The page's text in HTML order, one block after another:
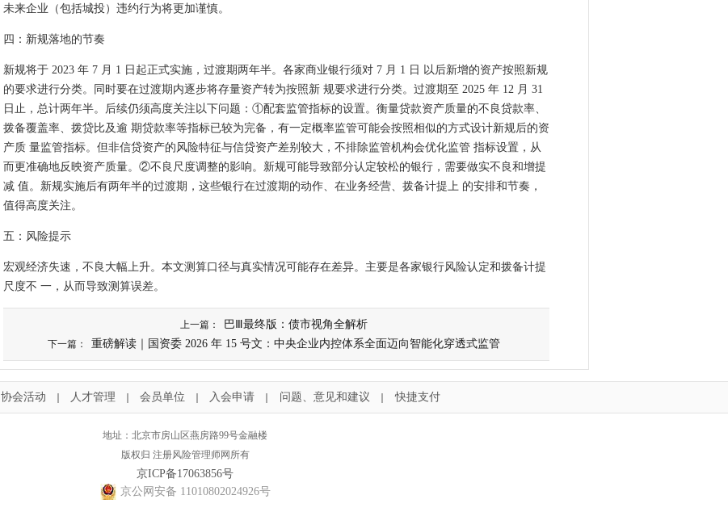
未来企业（包括城投）违约行为将更加谨慎。
四：新规落地的节奏
新规将于 2023 年 7 月 1 日起正式实施，过渡期两年半。各家商业银行须对 7 月 1 日 以后新增的资产按照新规
的要求进行分类。同时要在过渡期内逐步将存量资产转为按照新 规要求进行分类。过渡期至 2025 年 12 月 31
日止，总计两年半。后续仍须高度关注以下问题：①配套监管指标的设置。衡量贷款资产质量的不良贷款率、
拨备覆盖率、拨贷比及逾 期贷款率等指标已较为完备，有一定概率监管可能会按照相似的方式设计新规后的资
产质 量监管指标。但非信贷资产的风险特征与信贷资产差别较大，不排除监管机构会优化监管 指标设置，从
而更准确地反映资产质量。②不良尺度调整的影响。新规可能导致部分认定较松的银行，需要做实不良和增提
减 值。新规实施后有两年半的过渡期，这些银行在过渡期的动作、在业务经营、拨备计提上 的安排和节奏，
值得高度关注。
五：风险提示
宏观经济失速，不良大幅上升。本文测算口径与真实情况可能存在差异。主要是各家银行风险认定和拨备计提
尺度不 一，从而导致测算误差。
上一篇： 巴Ⅲ最终版：债市视角全解析
下一篇： 重磅解读｜国资委 2026 年 15 号文：中央企业内控体系全面迈向智能化穿透式监管
协会活动 人才管理 会员单位 入会申请 问题、意见和建议 快捷支付
地址：北京市房山区燕房路99号金融楼
版权归 注册风险管理师网所有
京ICP备17063856号
京公网安备 11010802024926号